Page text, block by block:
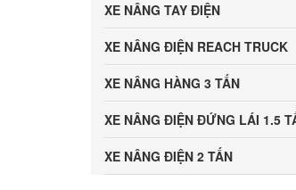
XE NÂNG TAY ĐIỆN
XE NÂNG ĐIỆN REACH TRUCK
XE NÂNG HÀNG 3 TẤN
XE NÂNG ĐIỆN ĐỨNG LÁI 1.5
XE NÂNG ĐIỆN 2 TẤN